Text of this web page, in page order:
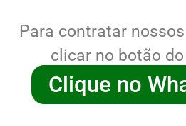
Para contratar
clicar no botão
Clique no